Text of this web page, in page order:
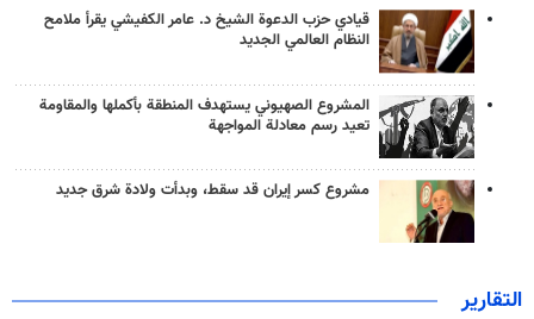
قيادي حزب الدعوة الشيخ د. عامر الكفيشي يقرأ ملامح
النظام العالمي الجديد
المشروع الصهيوني يستهدف المنطقة بأكملها والمقاومة
تعيد رسم معادلة المواجهة
مشروع كسر إيران قد سقط، وبدأت ولادة شرق جديد
التقارير